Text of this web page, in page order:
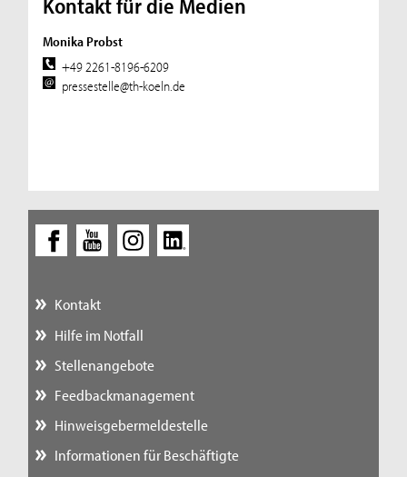
Monika Probst
+49 2261-8196-6209
pressestelle@th-koeln.de
Kontakt
Hilfe im Notfall
Stellenangebote
Feedbackmanagement
Hinweisgebermeldestelle
Informationen für Beschäftigte